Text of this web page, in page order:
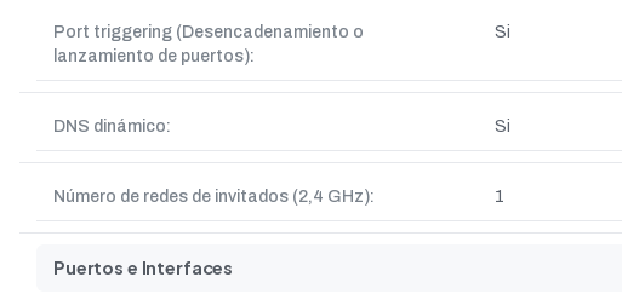
Port triggering (Desencadenamiento o
lanzamiento de puertos):
Si
DNS dinámico: Si
Número de redes de invitados (2,4 GHz): 1
Puertos e Interfaces